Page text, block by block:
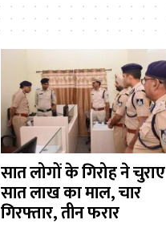
सात लोगों के गिरोह ने चुराए
सात लाख का माल, चार
गिरफ्तार, तीन फरार